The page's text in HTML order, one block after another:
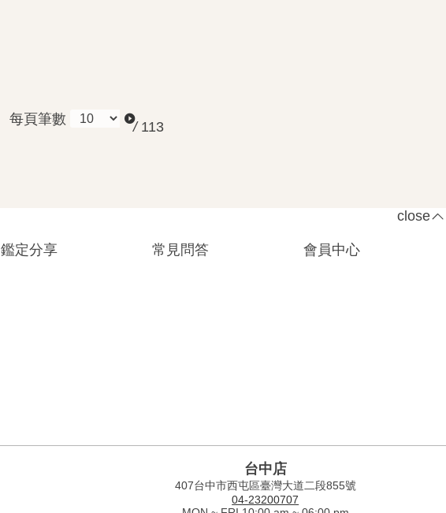
每頁筆數 / 113
close
鑑定分享 常見問答 會員中心
台中店
407台中市西屯區臺灣大道二段855號
04-23200707